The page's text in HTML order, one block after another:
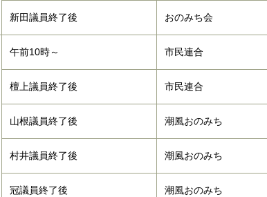
新田議員終了後 おのみち会
午前10時～ 市民連合
檀上議員終了後 市民連合
山根議員終了後 潮風おのみち
村井議員終了後 潮風おのみち
冠議員終了後 潮風おのみち